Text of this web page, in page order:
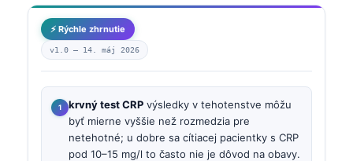
⚡ Rýchle zhrnutie
v1.0 — 14. máj 2026
krvný test CRP výsledky v tehotenstve môžu
byť mierne vyššie než rozmedzia pre
netehotné; u dobre sa cítiacej pacientky s CRP
pod 10–15 mg/l to často nie je dôvod na obavy.